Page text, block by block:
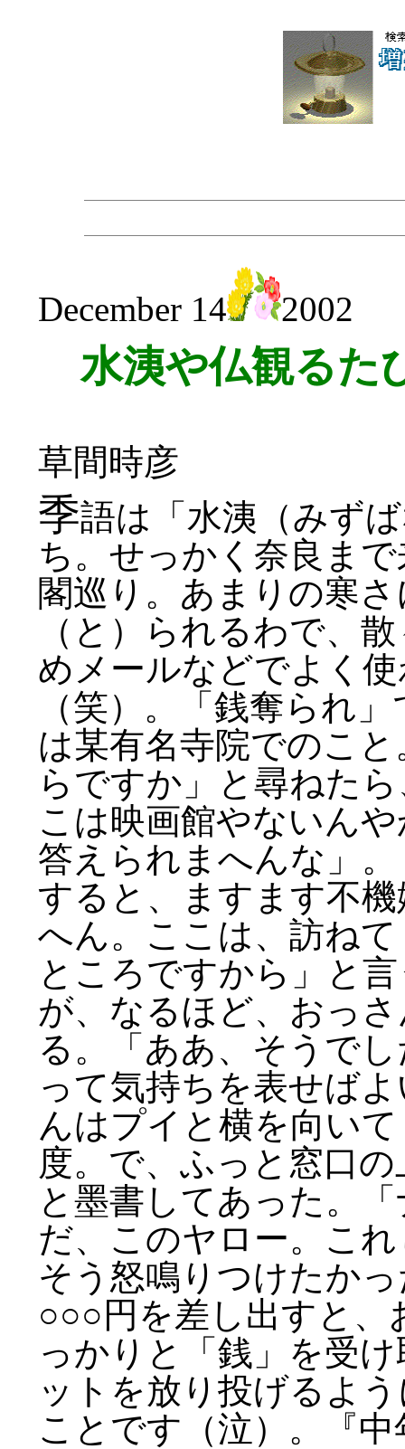
December 14 2002
水洟や仏観るた
草間時彦
季語は「水洟（みず
ち。せっかく奈良ま
閣巡り。あまりの寒
（と）られるわで、
めメールなどでよく
（笑）。「銭奪られ
は某有名寺院でのこ
らですか」と尋ねた
こは映画館やないん
答えられまへんな」
すると、ますます不
へん。ここは、訪ね
ところですから」と
が、なるほど、おっ
る。「ああ、そうで
って気持ちを表せば
んはプイと横を向い
度。で、ふっと窓口
と墨書してあった。
だ、このヤロー。こ
そう怒鳴りつけたか
○○○円を差し出すと、
っかりと「銭」を受
ットを放り投げるよ
ことです（泣）。『